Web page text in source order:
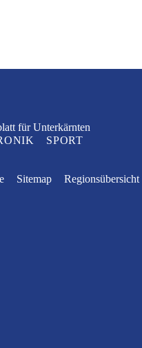
für Unterkärnten
SPORT
Sitemap
Regionsübersicht